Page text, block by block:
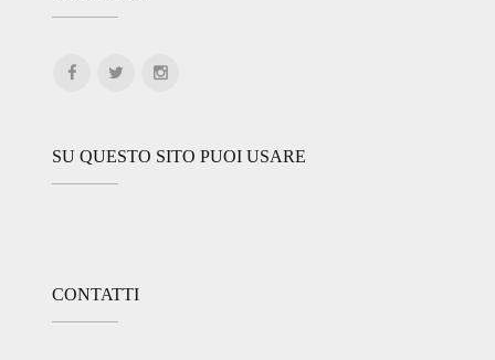
SU QUESTO SITO PUOI USARE
CONTATTI